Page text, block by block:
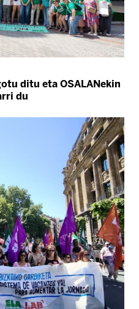
ditu eta OSALANekin
du